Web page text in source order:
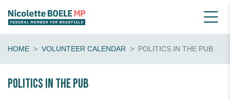
HOME VOLUNTEER CALENDAR POLITICS IN THE PUB
Politics in the pub